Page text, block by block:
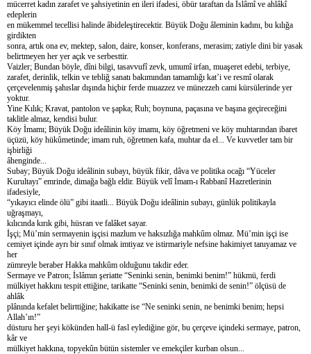
mücerret kadın zarafet ve şahsiyetinin en ileri ifadesi, öbür taraftan da İslâmî ve ahlâkî
edeplerin
en mükemmel tecellisi halinde âbideleştirecektir. Büyük Doğu âleminin kadını, bu kılığa
girdikten
sonra, artık ona ev, mektep, salon, daire, konser, konferans, merasim; zatiyle dini bir yasak
belirtmeyen her yer açık ve serbesttir.
Vaizler; Bundan böyle, dîni bilgi, tasavvufî zevk, umumî irfan, muaşeret edebi, terbiye,
zarafet, derinlik, telkin ve tebliğ sanatı bakımından tamamlığı kat’i ve resmî olarak
çerçevelenmiş şahıslar dışında hiçbir ferde muazzez ve münezzeh cami kürsülerinde yer
yoktur.
Yine Kılık; Kravat, pantolon ve şapka; Ruh; boynuna, paçasına ve başına geçireceğini
taklitle almaz, kendisi bulur.
Köy İmamı; Büyük Doğu ideâlinin köy imamı, köy öğretmeni ve köy muhtarından ibaret
üçüzü, köy hükûmetinde; imam ruh, öğretmen kafa, muhtar da el... Ve kuvvetler tam bir
işbirliği
âhenginde...
Subay; Büyük Doğu ideâlinin subayı, büyük fikir, dâva ve politika ocağı “Yüceler
Kurultayı” emrinde, dimağa bağlı eldir. Büyük velî İmam-ı Rabbanî Hazretlerinin
ifadesiyle,
“yıkayıcı elinde ölü” gibi itaatli... Büyük Doğu ideâlinin subayı, günlük politikayla
uğraşmayı,
kılıcında kırık gibi, hüsran ve falâket sayar.
İşçi; Mü’min sermayenin işçisi mazlum ve haksızlığa mahkûm olmaz. Mü’min işçi ise
cemiyet içinde ayrı bir sınıf olmak imtiyaz ve istirmariyle nefsine hakimiyet tanıyamaz ve
her
zümreyle beraber Hakka mahkûm olduğunu takdir eder.
Sermaye ve Patron; İslâmın şeriatte “Seninki senin, benimki benim!” hükmü, ferdi
mülkiyet hakkını tespit ettiğine, tarikatte “Seninki senin, benimki de senin!” ölçüsü de
ahlâk
plânında kefalet belirttiğine; hakikatte ise “Ne seninki senin, ne benimki benim; hepsi
Allah’ın!”
düsturu her şeyi kökünden hall-ü fasl eylediğine gör, bu çerçeve içindeki sermaye, patron,
kâr ve
mülkiyet hakkına, topyekûn bütün sistemler ve emekçiler kurban olsun...